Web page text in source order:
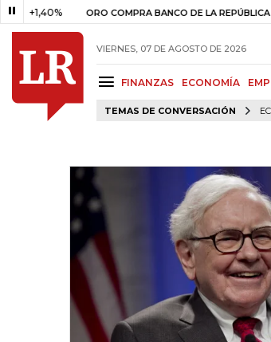
ORO COMPRA BANCO DE LA REPÚBLICA $
VIERNES, 07 DE AGOSTO DE 2026
FINANZAS ECONOMÍA
TEMAS DE CONVERSACIÓN